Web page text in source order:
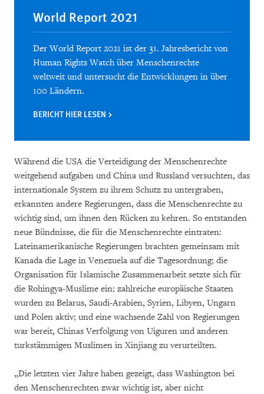
World Report 2021
Der World Report 2021 ist der 31. Jahresbericht von
Human Rights Watch über Menschenrechte
weltweit und untersucht die Entwicklungen in über
100 Ländern.
BERICHT HIER LESEN
Während die USA die Verteidigung der Menschenrechte
weitgehend aufgaben und China und Russland versuchten, das
internationale System zu ihrem Schutz zu untergraben,
erkannten andere Regierungen, dass die Menschenrechte zu
wichtig sind, um ihnen den Rücken zu kehren. So entstanden
neue Bündnisse, die für die Menschenrechte eintraten:
Lateinamerikanische Regierungen brachten gemeinsam mit
Kanada die Lage in Venezuela auf die Tagesordnung; die
Organisation für Islamische Zusammenarbeit setzte sich für
die Rohingya-Muslime ein; zahlreiche europäische Staaten
wurden zu Belarus, Saudi-Arabien, Syrien, Libyen, Ungarn
und Polen aktiv; und eine wachsende Zahl von Regierungen
war bereit, Chinas Verfolgung von Uiguren und anderen
turkstämmigen Muslimen in Xinjiang zu verurteilten.
„Die letzten vier Jahre haben gezeigt, dass Washington bei
den Menschenrechten zwar wichtig ist, aber nicht